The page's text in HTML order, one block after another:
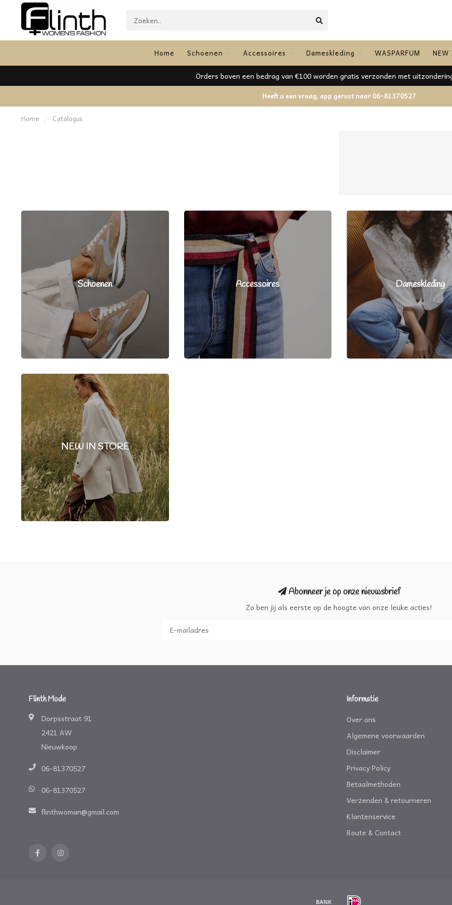
Home Schoenen Accessoires Dameskleding WASPARFUM NEW
Orders boven een bedrag van €100 worden gratis verzonden met uitzondering van SALE!
Heeft u een vraag, app gerust naar 06-81370527
Home / Catalogus
Schoenen Accessoires Dameskleding
NEW IN STORE
Abonneer je op onze nieuwsbrief
Zo ben jij als eerste op de hoogte van onze leuke acties!
Flinth Mode
Dorpsstraat 91
2421 AW
Nieuwkoop
06-81370527
06-81370527
flinthwoman@gmail.com
Informatie
Over ons
Algemene voorwaarden
Disclaimer
Privacy Policy
Betaalmethoden
Verzenden & retourneren
Klantenservice
Route & Contact